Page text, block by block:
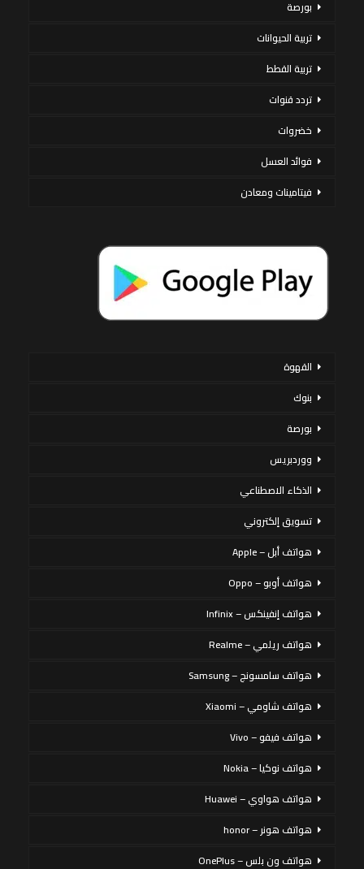
بورصة
تربية الحيوانات
تربية القطط
تردد قنوات
خضروات
فوائد العسل
فيتامينات ومعادن
القهوة
بنوك
بورصة
ووردبريس
الذكاء الاصطناعي
تسويق إلكتروني
هواتف أبل – Apple
هواتف أوبو – Oppo
هواتف إنفينكس – Infinix
هواتف ريلمي – Realme
هواتف سامسونج – Samsung
هواتف شاومي – Xiaomi
هواتف فيفو – Vivo
هواتف نوكيا – Nokia
هواتف هواوي – Huawei
هواتف هونر – honor
هواتف ون بلس – OnePlus